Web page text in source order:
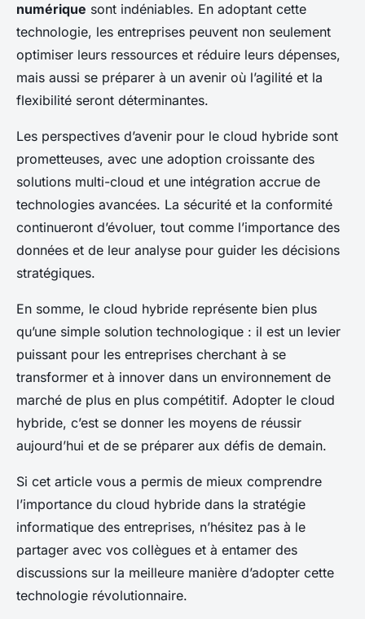
numérique sont indéniables. En adoptant cette
technologie, les entreprises peuvent non seulement
optimiser leurs ressources et réduire leurs dépenses,
mais aussi se préparer à un avenir où l’agilité et la
flexibilité seront déterminantes.
Les perspectives d’avenir pour le cloud hybride sont
prometteuses, avec une adoption croissante des
solutions multi-cloud et une intégration accrue de
technologies avancées. La sécurité et la conformité
continueront d’évoluer, tout comme l’importance des
données et de leur analyse pour guider les décisions
stratégiques.
En somme, le cloud hybride représente bien plus
qu’une simple solution technologique : il est un levier
puissant pour les entreprises cherchant à se
transformer et à innover dans un environnement de
marché de plus en plus compétitif. Adopter le cloud
hybride, c’est se donner les moyens de réussir
aujourd’hui et de se préparer aux défis de demain.
Si cet article vous a permis de mieux comprendre
l’importance du cloud hybride dans la stratégie
informatique des entreprises, n’hésitez pas à le
partager avec vos collègues et à entamer des
discussions sur la meilleure manière d’adopter cette
technologie révolutionnaire.